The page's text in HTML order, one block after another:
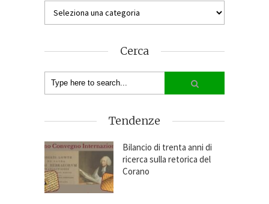
Cerca
Tendenze
Bilancio di trenta anni di
ricerca sulla retorica del
Corano